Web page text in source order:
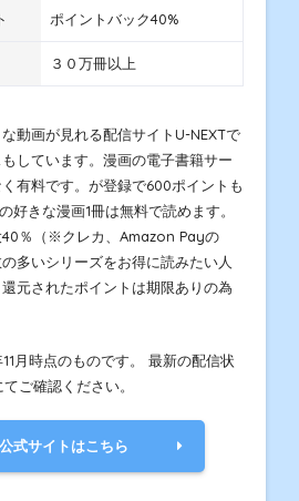
ポイントバック40%
３０万冊以上
動画が見れる配信サイトU-NEXTで
しています。漫画の電子書籍サー
有料です。が登録で600ポイントも
好きな漫画1冊は無料で読めます。
40％（※クレカ、Amazon Payの
多いシリーズをお得に読みたい人
元されたポイントは期限ありの為
月時点のものです。 最新の配信状
ご確認ください。
式サイトはこちら